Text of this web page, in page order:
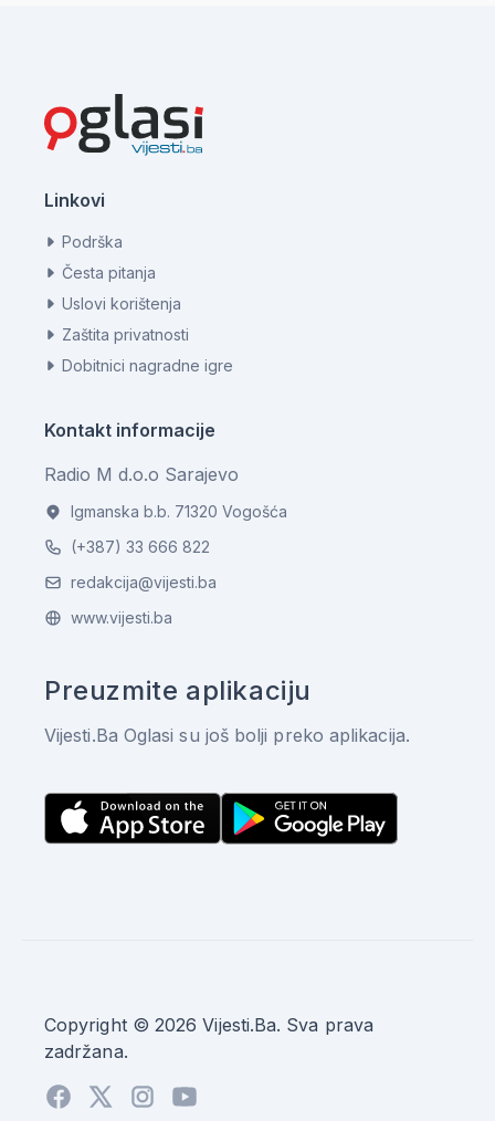
Linkovi
Podrška
Česta pitanja
Uslovi korištenja
Zaštita privatnosti
Dobitnici nagradne igre
Kontakt informacije
Radio M d.o.o Sarajevo
Igmanska b.b. 71320 Vogošća
(+387) 33 666 822
redakcija@vijesti.ba
www.vijesti.ba
Preuzmite aplikaciju
Vijesti.Ba Oglasi su još bolji preko aplikacija.
Copyright © 2026 Vijesti.Ba. Sva prava
zadržana.